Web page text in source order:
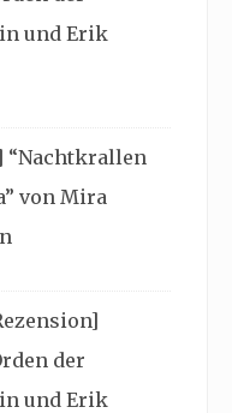
und Erik
“Nachtkrallen
von Mira
der
und Erik